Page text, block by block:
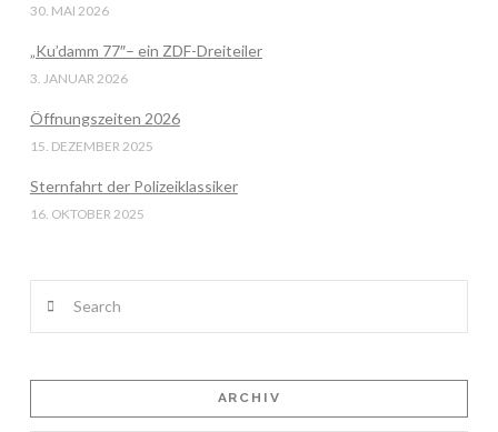
30. MAI 2026
„Ku’damm 77″– ein ZDF-Dreiteiler
3. JANUAR 2026
Öffnungszeiten 2026
15. DEZEMBER 2025
Sternfahrt der Polizeiklassiker
16. OKTOBER 2025
ARCHIV